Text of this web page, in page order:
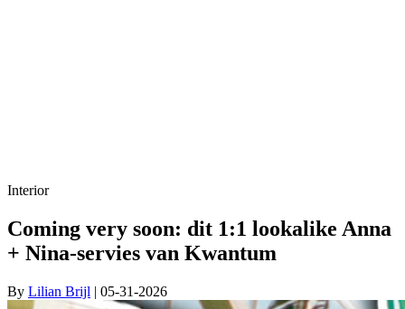
Interior
Coming very soon: dit 1:1 lookalike Anna
+ Nina-servies van Kwantum
By Lilian Brijl | 05-31-2026